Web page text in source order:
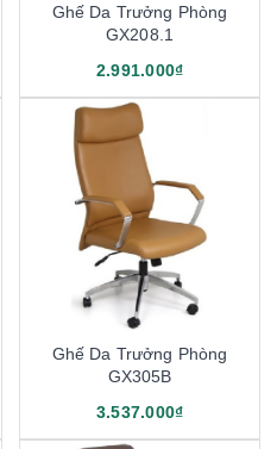
Ghế Da Trưởng Phòng
GX208.1
2.991.000₫
Ghế Da Trưởng Phòng
GX305B
3.537.000₫